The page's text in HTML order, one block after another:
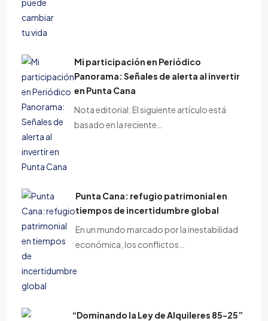
Mi participación en Periódico
Panorama: Señales de alerta al invertir
en Punta Cana
Nota editorial: El siguiente artículo está
basado en la reciente…
Punta Cana: refugio patrimonial en
tiempos de incertidumbre global
En un mundo marcado por la inestabilidad
económica, los conflictos…
“Dominando la Ley de Alquileres 85-25”